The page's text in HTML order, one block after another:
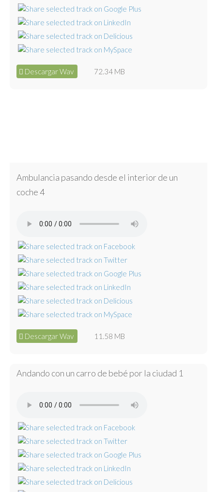
Descargar Wav 72.34 MB
Ambulancia pasando desde el interior de un
coche 4
Descargar Wav 11.58 MB
Andando con un carro de bebé por la ciudad 1